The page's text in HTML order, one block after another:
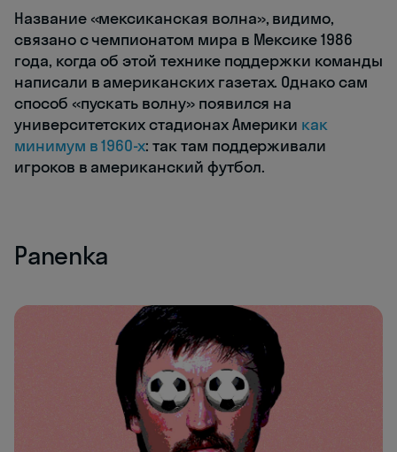
Название «мексиканская волна», видимо,
связано с чемпионатом мира в Мексике 1986
года, когда об этой технике поддержки команды
написали в американских газетах. Однако сам
способ «пускать волну» появился на
университетских стадионах Америки как
минимум в 1960-х: так там поддерживали
игроков в американский футбол.
Panenka